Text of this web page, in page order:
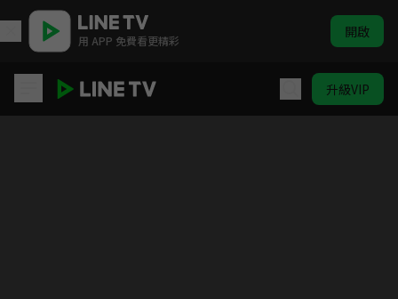
用 APP 免費看更精彩 開啟
升級VIP